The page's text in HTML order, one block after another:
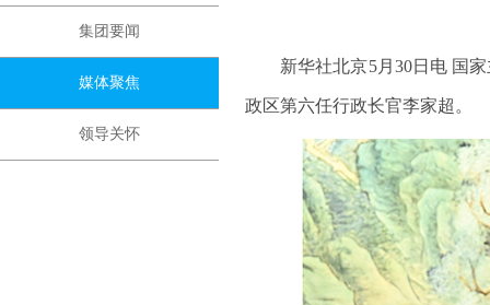
集团要闻
媒体聚焦
领导关怀
新华社北京5月30日电 国家
政区第六任行政长官李家超。